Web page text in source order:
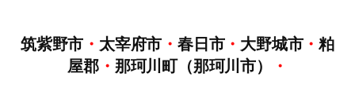
筑紫野市 ・ 太宰府市 ・ 春日市・ 大野城市・粕
屋郡 ・ 那珂川町（那珂川市） ・